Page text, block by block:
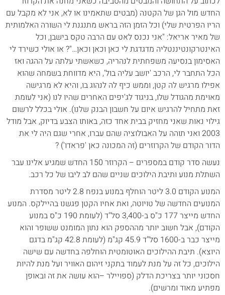
החדש מול הגן של הקטנה (מבטים שתאמינו או לא, אני לא מקבל עם
הריו הפרטית שלי) וכל הזמן הזה בראש מתנגנת לי השורה האלמותית
של מאיר אריאל: "אני נכנס לאט עם הרבה טקס בישבן, וכל
האינטרקונטיננטליה מדגדגת לי כאן וכאן וכאן…"? או אולי כשירד לי
האסימון בנסיעה משפחתית לנהריה, כשאשתי עלתה על ההגה ואז
הכל התחבר לי, הרכב 'יושב עליה בול', היא מדווחת בשמחה שהוא
אפילו מרגיש לה קטן, וממש כיף לה לנהוג בו, והיא לא מרגישה
מאוימת מהגודל שלו, בניגוד לג'יפים האחרים שהיו לנו (אני לעומת
זאת מתחיל להרגיש איום על חשבון הבנק שלנו). אולי בכלל לרשום
גילוי נאות שאני מחזיק בבית אחד כזה, באותו הצבע בדיוק, אבל מודל
2003 ואני תוהה על האבולוציה שהם עברו, אחרי שגם היה לי את
הדור הקודם של הקרוזרים (זה המכונה כאן 'פראדו') ?
נעשה סדר קודם במספרים – הקרוזר 150 החדש שמגיע אלינו עבר
השתלת מנוע ותיבת הילוכים שניים שהם לב ליבו של כל רכב.
המנוע הקודם 3.0 ליטר הוחלף במנוע בנפח 2.8 ליטר מסדרת
המנועים החדשה של טויוטה, ואת אחיו הקטן פגשנו בהיילקס. המנוע
החדש מייצר 177 כ"ס ב-3,400 סל"ד (לעומת 190 כ"ס במנוע
הקודם), אבל חשוב יותר מההספק הוא נתון המומנט ששופר והוא
מייצר כבר ב-1600 סל"ד 45.9 קג"מ (לעומת 42.8 קג"מ בדגם
היוצא). תיבת ההילוכים האוטומטית הוחלפה בחדשה עם שישה
הילוכים, כל זה על מנת לעמוד בתקני זיהום האוויר ועל מנת להיות
חסכוני יותר בצריכת הדלק (ספויילר –הוא עושה את זה ובאופן
מפתיע מאוד ומרשים).